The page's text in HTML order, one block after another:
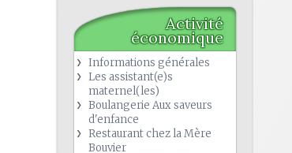
Activité
économique
Informations générales
Les assistant(e)s
maternel(les)
Boulangerie Aux saveurs
d'enfance
Restaurant chez la Mère
Bouvier